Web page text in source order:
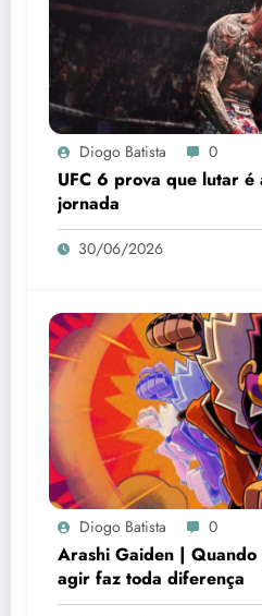
Diogo Batista 0
UFC 6 prova que lutar é
jornada
30/06/2026
Diogo Batista 0
Arashi Gaiden | Quando
agir faz toda diferença